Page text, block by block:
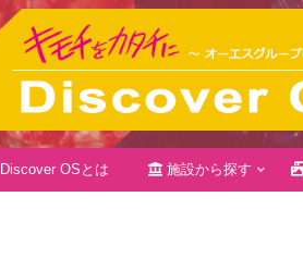
OSとは 施設から探す